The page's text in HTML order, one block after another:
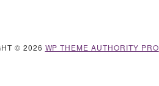
© 2026 WP THEME AUTHORITY PRO